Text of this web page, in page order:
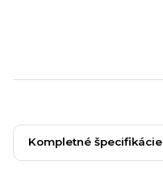
Kompletné špecifikácie